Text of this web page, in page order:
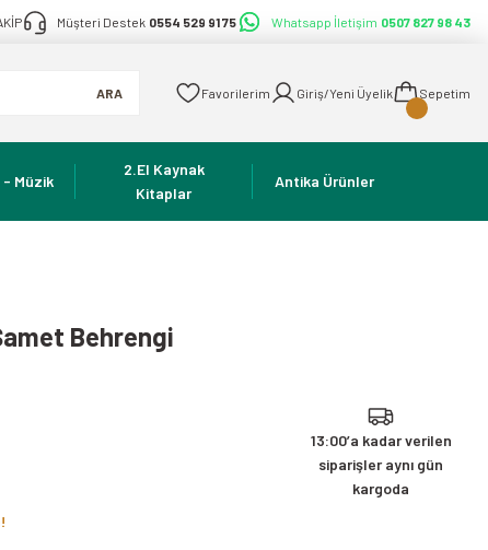
Müşteri Destek 0554 529 91 75 Whatsapp İletişim 0507 827 98 43
ARA Favorilerim Giriş/Yeni Üyelik Sepetim
- Müzik
2.El Kaynak
Kitaplar
Antika Ürünler
Behrengi
13:00’a kadar verilen
siparişler aynı gün
kargoda